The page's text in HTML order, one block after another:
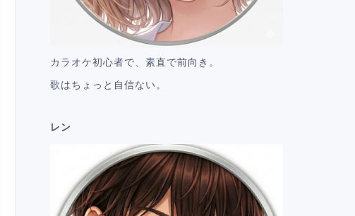
カラオケ初心者で、素直で前向き。
歌はちょっと自信ない。
レン